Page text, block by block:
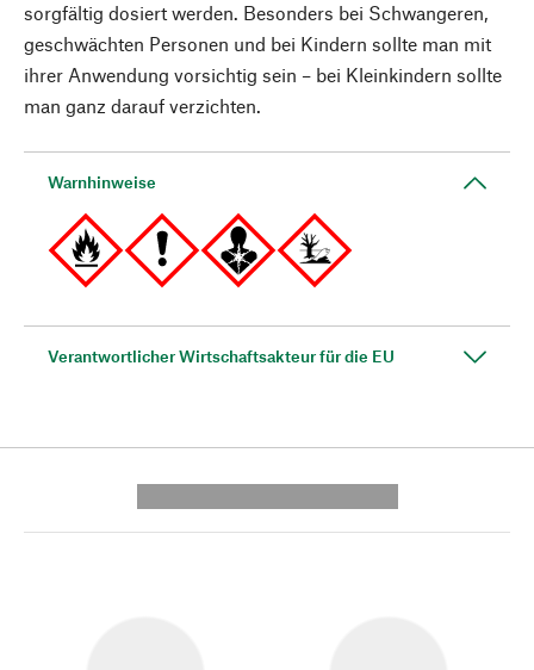
sorgfältig dosiert werden. Besonders bei Schwangeren,
geschwächten Personen und bei Kindern sollte man mit
ihrer Anwendung vorsichtig sein – bei Kleinkindern sollte
man ganz darauf verzichten.
Warnhinweise
Verantwortlicher Wirtschaftsakteur für die EU